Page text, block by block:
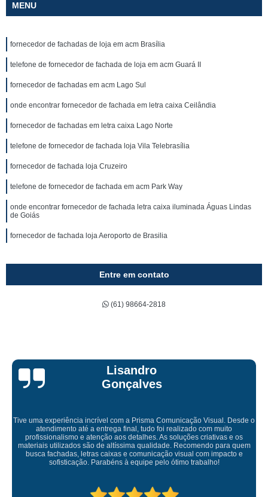
MENU
fornecedor de fachadas de loja em acm Brasília
telefone de fornecedor de fachada de loja em acm Guará II
fornecedor de fachadas em acm Lago Sul
onde encontrar fornecedor de fachada em letra caixa Ceilândia
fornecedor de fachadas em letra caixa Lago Norte
telefone de fornecedor de fachada loja Vila Telebrasília
fornecedor de fachada loja Cruzeiro
telefone de fornecedor de fachada em acm Park Way
onde encontrar fornecedor de fachada letra caixa iluminada Águas Lindas
de Goiás
fornecedor de fachada loja Aeroporto de Brasilia
Entre em contato
(61) 98664-2818
Bruna Eduarda
Empresa maravilhosa, entregue antes do prazo e a instalação da lona
ficou perfeita, indico de olhos fechados